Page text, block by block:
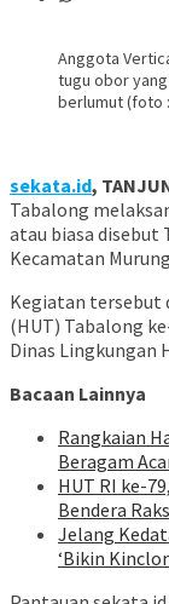
Anggota
tugu obor
berlumut (foto
sekata.id,
Tabalong
atau biasa disebut
Kecamatan
Kegiatan tersebut
(HUT) Tabalong
Dinas Lingkungan
Bacaan Lainnya
Rangkaian
Beragam
HUT RI ke-
Bendera
Jelang
‘Bikin